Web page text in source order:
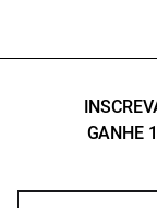
GANHE